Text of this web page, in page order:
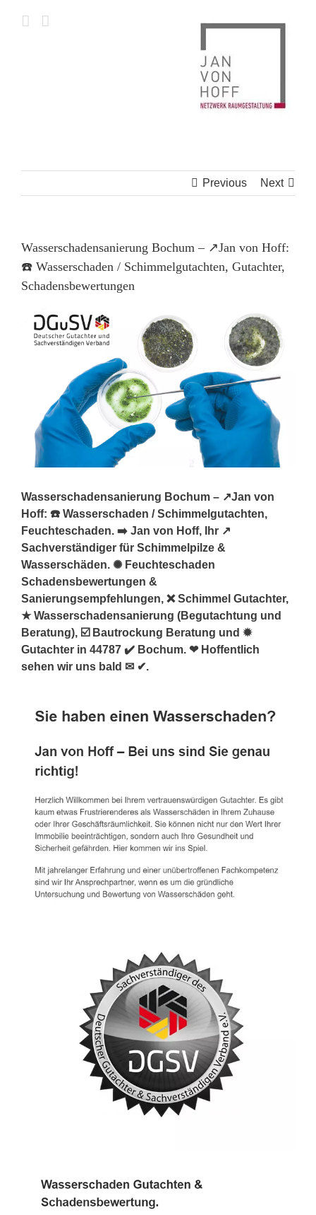
Previous Next
Wasserschadensanierung Bochum – ↗️Jan von Hoff:
☎️ Wasserschaden / Schimmelgutachten, Gutachter,
Schadensbewertungen
Wasserschadensanierung Bochum – ↗️Jan von
Hoff: ☎️ Wasserschaden / Schimmelgutachten,
Feuchteschaden. ➡️ Jan von Hoff, Ihr ↗️
Sachverständiger für Schimmelpilze &
Wasserschäden. ✺ Feuchteschaden
Schadensbewertungen &
Sanierungsempfehlungen, ❌ Schimmel Gutachter,
★ Wasserschadensanierung (Begutachtung und
Beratung), ☑️ Bautrockung Beratung und ✹
Gutachter in 44787 ✔️ Bochum. ❤ Hoffentlich
sehen wir uns bald ✉ ✔.